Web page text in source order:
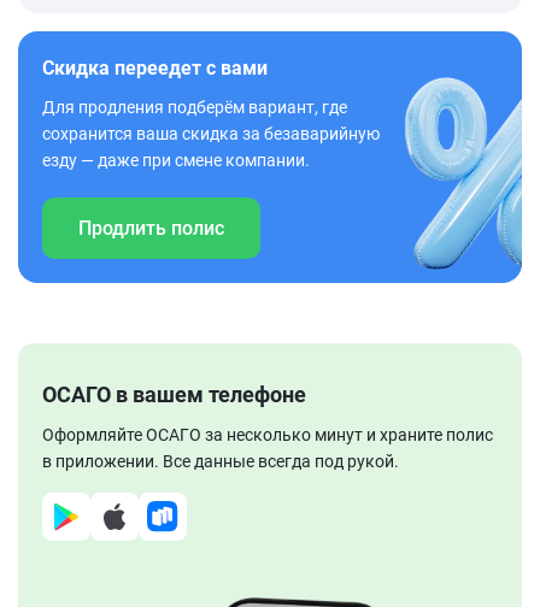
Скидка переедет с вами
Для продления подберём вариант, где
сохранится ваша скидка за безаварийную
езду — даже при смене компании.
Продлить полис
ОСАГО в вашем телефоне
Оформляйте ОСАГО за несколько минут и храните полис
в приложении. Все данные всегда под рукой.